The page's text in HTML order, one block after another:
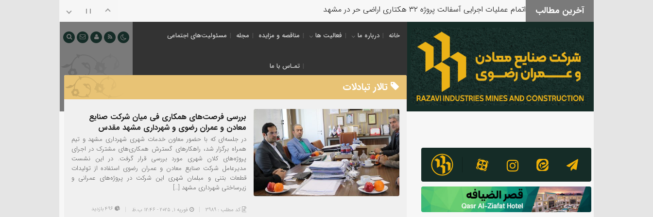
آخرین مطالب
بدرقه آقای شهید
خانه درباره ما فعالیت ها مناقصه و مزایده مجله مسئولیت‌های اجتماعی
تمـاس با ما
تالار تبادلات
بررسی فرصت‌های همکاری فی میان شرکت صنایع
معادن و عمران رضوی و شهرداری مشهد مقدس
در جلسه‌ای که با حضور معاون خدمات شهری شهرداری مشهد و تیم
همراه برگزار شد، راهکارهای گسترش همکاری‌های مشترک در اجرای
پروژه‌های کلان شهری مورد بررسی قرار گرفت. در این نشست
مدیرعامل شرکت صنایع معادن و عمران رضوی استفاده از تولیدات
قطعات بتنی و مبلمان شهری این شرکت در پروژه‌های عمرانی و
زیرساختی شهرداری مشهد […]
کد مطلب : 3989 فوریه 1, 2025 - 12:46 ب.ظ